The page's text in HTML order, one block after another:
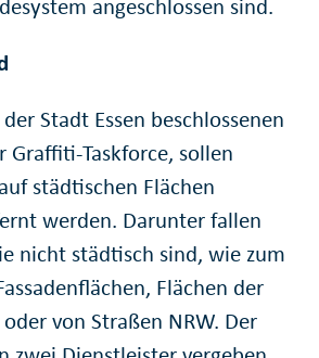
angeschlossen sind.
Stadt Essen beschlossenen
Graffiti-Taskforce, sollen
städtischen Flächen
werden. Darunter fallen
nicht städtisch sind, wie zum
Flächen der
von Straßen NRW. Der